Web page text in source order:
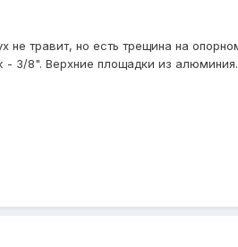
травит, но есть трещина на
- 3/8". Верхние площадки из